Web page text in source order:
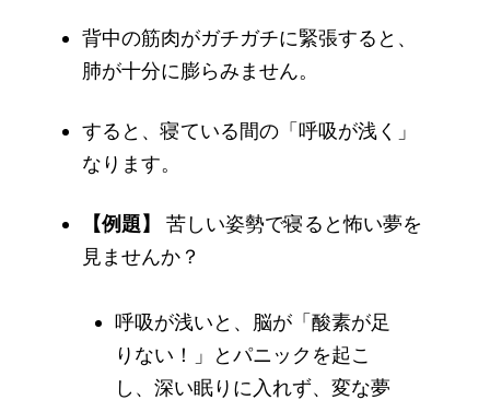
背中の筋肉がガチガチに緊張すると、
肺が十分に膨らみません。
すると、寝ている間の「呼吸が浅く」
なります。
【例題】
苦しい姿勢で寝ると怖い夢を
見ませんか？
呼吸が浅いと、脳が「酸素が足
りない！」とパニックを起こ
し、深い眠りに入れず、変な夢